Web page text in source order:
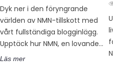
Dyk ner i den föryngrande
världen av NMN-tillskott med
vårt fullständiga blogginlägg.
Upptäck hur NMN, en lovande...
Läs mer